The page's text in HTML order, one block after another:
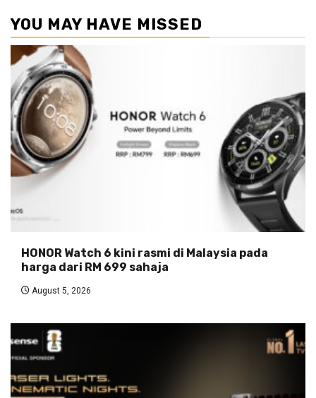
YOU MAY HAVE MISSED
HONOR Watch 6 kini rasmi di Malaysia pada
harga dari RM 699 sahaja
August 5, 2026